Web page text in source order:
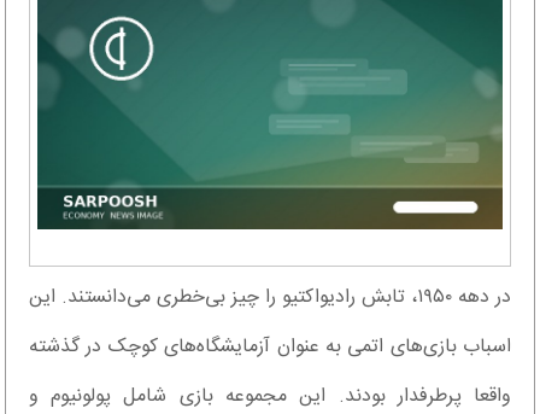
در دهه ۱۹۵۰، تابش رادیواکتیو را چیز بی‌خطری می‌دانستند. این
اسباب بازی‌های اتمی به عنوان آزمایشگاه‌های کوچک در گذشته
واقعا پرطرفدار بودند. این مجموعه بازی شامل پولونیوم و